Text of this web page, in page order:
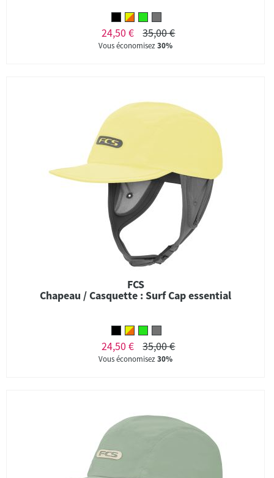
24,50 € 35,00 €
Vous économisez30%
FCS
Chapeau / Casquette : Surf Cap essential
24,50 € 35,00 €
Vous économisez30%